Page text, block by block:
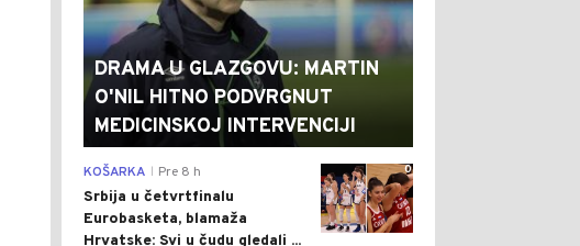
DRAMA U GLAZGOVU: MARTIN
O'NIL HITNO PODVRGNUT
MEDICINSKOJ INTERVENCIJI
0
KOŠARKA Pre 8 h
Srbija u četvrtfinalu
Eurobasketa, blamaža
Hrvatske: Svi u čudu gledali ...